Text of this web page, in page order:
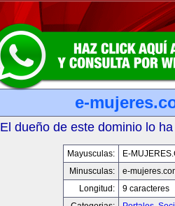
e-
El dueño de este dominio lo
Mayusculas:
E-
Minusculas:
e-
Longitud:
9 caracteres